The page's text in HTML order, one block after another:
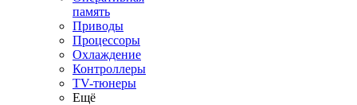
память
Приводы
Процессоры
Охлаждение
Контроллеры
TV-тюнеры
Ещё